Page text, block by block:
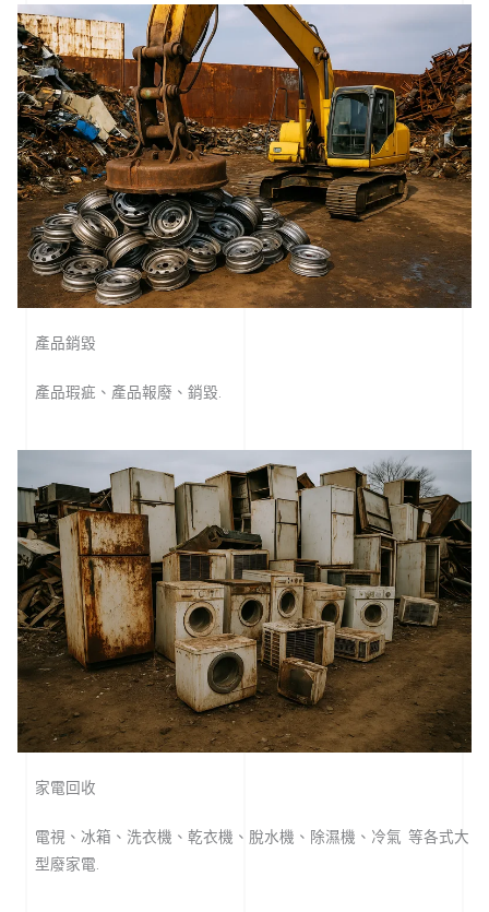
產品銷毀
產品瑕疵、產品報廢、銷毀.
家電回收
電視、冰箱、洗衣機、乾衣機、脫水機、除濕機、冷氣 等各式大
型廢家電.